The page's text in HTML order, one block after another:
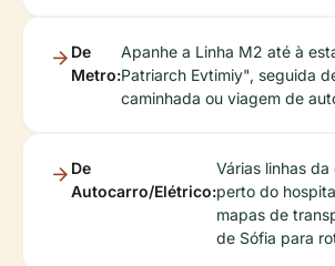
De
Metro:
Apanhe a Linha M2 até à
Patriarch Evtimiy", seguida
caminhada ou viagem de
De
Autocarro/Elétrico:
Várias linhas
perto do
mapas de
de Sófia para